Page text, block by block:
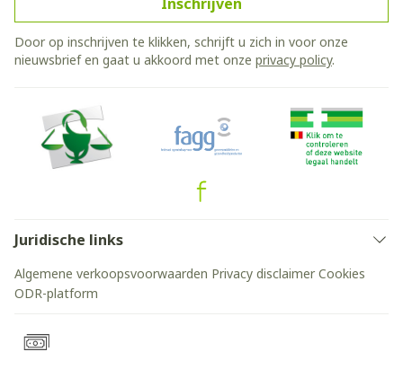
Door op inschrijven te klikken, schrijft u zich in voor onze
nieuwsbrief en gaat u akkoord met onze privacy policy.
Juridische links
Algemene verkoopsvoorwaarden Privacy disclaimer Cookies
ODR-platform